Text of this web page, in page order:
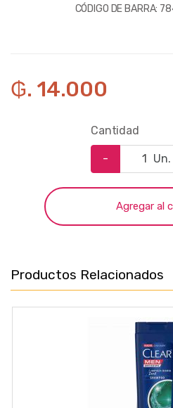
CÓDIGO DE BARRA:
₲. 14.000
Cantidad
- Un.
Agregar al
Productos Relacionados